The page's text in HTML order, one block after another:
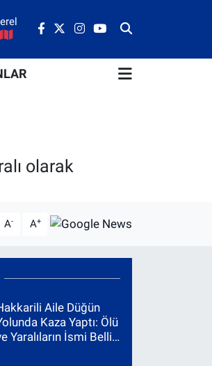
olarak
A- A+
Aile Düğün
Kaza Yaptı: Ölü
Yaralıların İsmi Belli